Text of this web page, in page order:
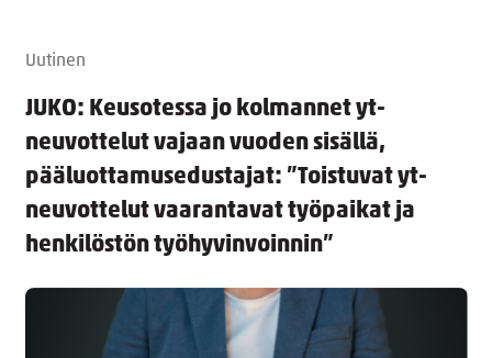
Uutinen
JUKO: Keusotessa jo kolmannet yt-
neuvottelut vajaan vuoden sisällä,
pääluottamusedustajat: ”Toistuvat yt-
neuvottelut vaarantavat työpaikat ja
henkilöstön työhyvinvoinnin”